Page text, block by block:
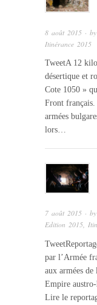
8 août 2015 · by
Itinérance 2015
TweetA 12
désertique et
Cote 1050 »
Front
armées
lors…
7 août 2015 · by
Edition 2015,
par l’Armée
aux armées
Empire
Lire le